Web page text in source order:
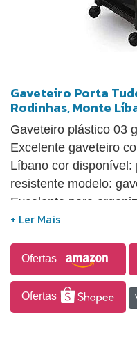
Gaveteiro Porta
Rodinhas, Monte
Gaveteiro plástico 03
Excelente gaveteiro
Líbano cor disponível:
resistente modelo:
Excelente para
consultórios, cozinha,
do mesmo tamanho.
x p ) 17 x 30 x 34,5
Ofertas
Ofertas